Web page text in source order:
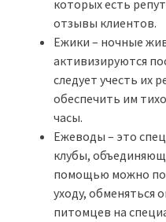
которых есть
отзывы клиентов.
Ежики – ночные
активизируются
следует учесть их
обеспечить им
часы.
Ежеводы – это
клубы,
помощью можно
уходу, обменяться
питомцев на